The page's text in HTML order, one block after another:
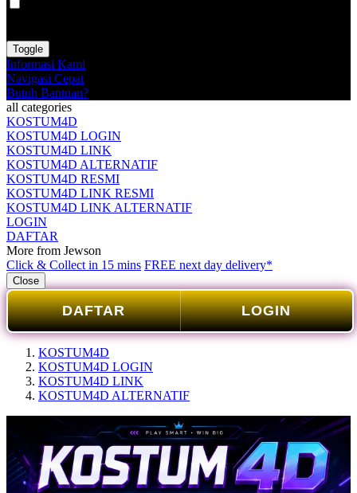
Toggle
Informasi Kami
Navigasi Cepat
Butuh Bantuan?
all categories
KOSTUM4D
KOSTUM4D LOGIN
KOSTUM4D LINK
KOSTUM4D ALTERNATIF
KOSTUM4D RESMI
KOSTUM4D LINK RESMI
KOSTUM4D LINK ALTERNATIF
LOGIN
DAFTAR
More from Jewson
Click & Collect in 15 mins FREE next day delivery*
Close
DAFTAR LOGIN
KOSTUM4D
KOSTUM4D LOGIN
KOSTUM4D LINK
KOSTUM4D ALTERNATIF